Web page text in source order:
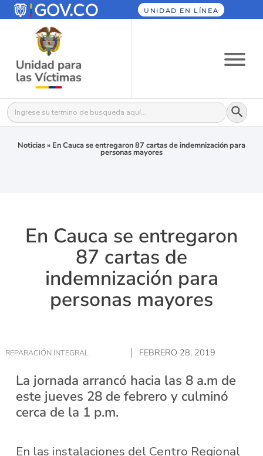
UNIDAD EN LÍNEA
Buscar: Botón
Noticias» En Cauca se entregaron 87 cartas de indemnización para
personas mayores
En Cauca se entregaron
87 cartas de
indemnización para
personas mayores
REPARACIÓN INTEGRAL FEBRERO 28, 2019
La jornada arrancó hacia las 8 a.m de
este jueves 28 de febrero y culminó
cerca de la 1 p.m.
En las instalaciones del Centro Regional